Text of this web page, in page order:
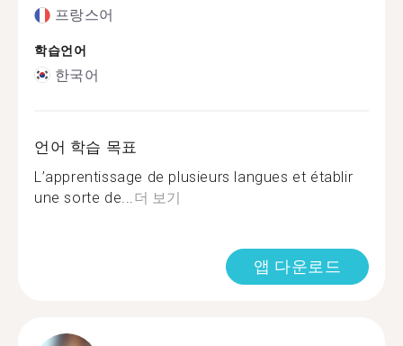
프랑스어
학습언어
한국어
언어 학습 목표
L’apprentissage de plusieurs langues et établir
une sorte de... 더 보기
앱 다운로드